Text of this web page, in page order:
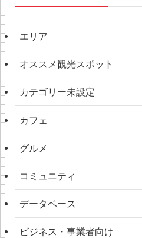
エリア
オススメ観光スポット
カテゴリー未設定
カフェ
グルメ
コミュニティ
データベース
ビジネス・事業者向け